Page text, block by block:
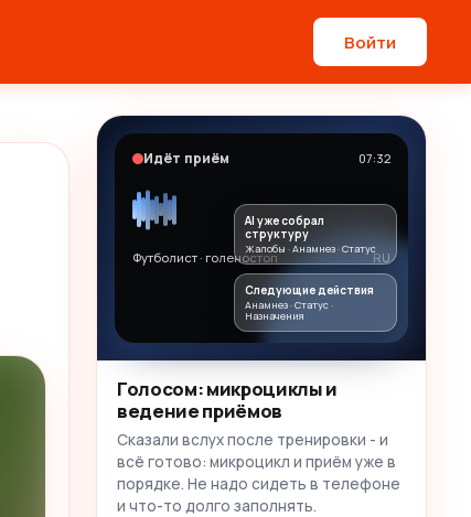
Войти
Идёт приём 07:32
Футболист · голеностоп RU
AI уже собрал
структуру
Жалобы · Анамнез · Статус
Следующие действия
Анамнез · Статус ·
Назначения
Голосом: микроциклы и
ведение приёмов
Сказали вслух после тренировки - и
всё готово: микроцикл и приём уже в
порядке. Не надо сидеть в телефоне
и что-то долго заполнять.